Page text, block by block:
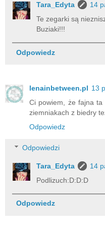
Tara_Edyta
14
Te zegarki są
Buziaki!!!
Odpowiedz
lenainbetween.pl 13
Ci powiem, że fajna
ziemniakach z biedry
Odpowiedz
Odpowiedzi
Tara_Edyta
14
Podlizuch:D:D:D
Odpowiedz